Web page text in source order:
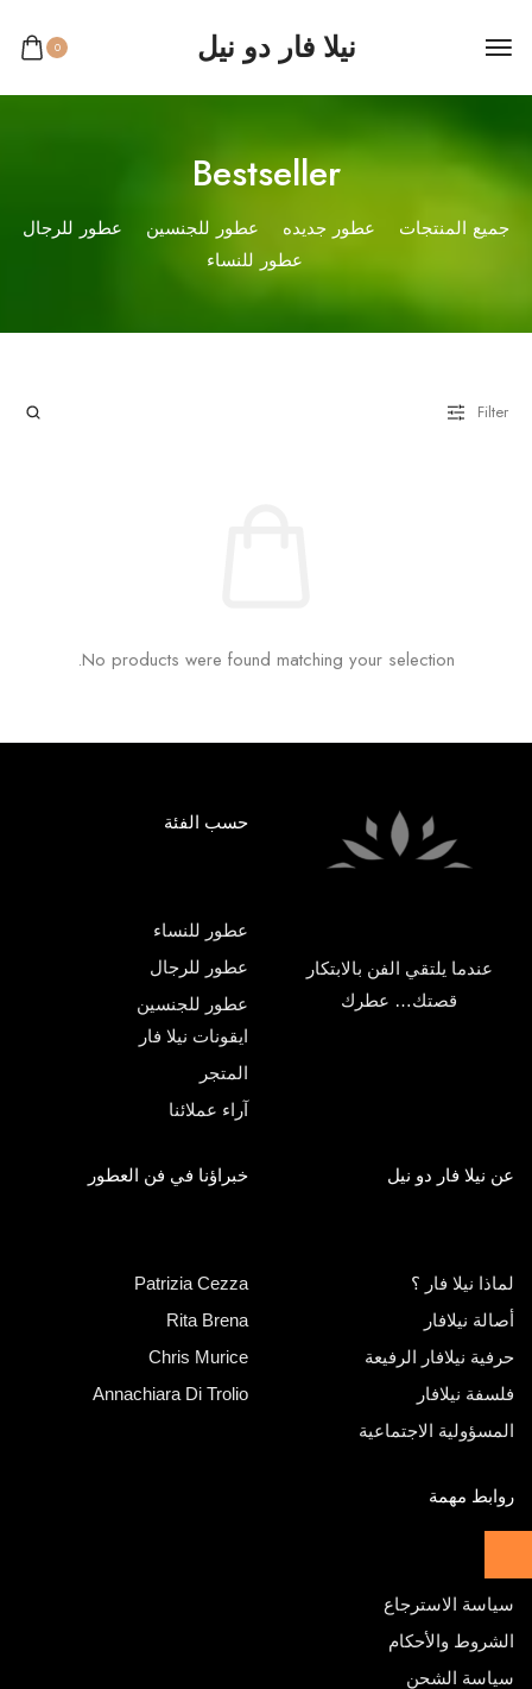
نيلا فار دو نيل 0
Bestseller
جميع المنتجات عطور جديده عطور للجنسين
عطور للرجال
عطور للنساء
Filter
No products were found matching your selection.
عندما يلتقي الفن بالابتكار
قصتك… عطرك
حسب الفئة
عطور للنساء
عطور للرجال
عطور للجنسين
ايقونات نيلا فار
المتجر
آراء عملائنا
عن نيلا فار دو نيل
لماذا نيلا فار ؟
أصالة نيلافار
حرفية نيلافار الرفيعة
فلسفة نيلافار
المسؤولية الاجتماعية
خبراؤنا في فن العطور
Patrizia Cezza
Rita Brena
Chris Murice
Annachiara Di Trolio
روابط مهمة
سياسة الاسترجاع
الشروط والأحكام
سياسة الشحن